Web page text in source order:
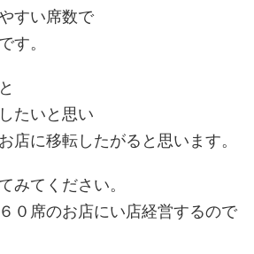
すい席数で
す。
たいと思い
店に移転したがると思います。
みてください。
０席のお店にい店経営するので